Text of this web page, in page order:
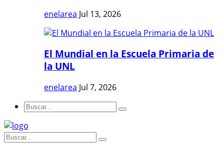
enelarea Jul 13, 2026
El Mundial en la Escuela Primaria de
la UNL
enelarea Jul 7, 2026